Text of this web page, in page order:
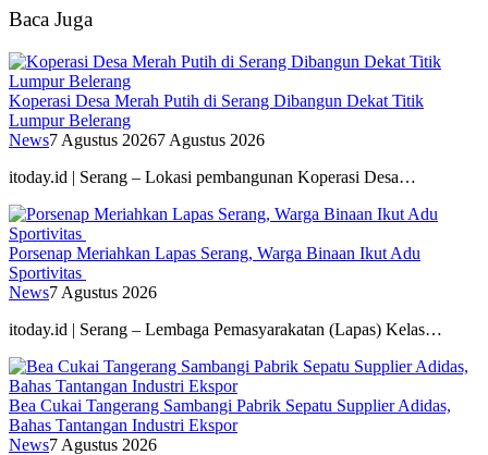
Baca Juga
Koperasi Desa Merah Putih di Serang Dibangun Dekat Titik
Lumpur Belerang
News7 Agustus 20267 Agustus 2026
itoday.id | Serang – Lokasi pembangunan Koperasi Desa…
Porsenap Meriahkan Lapas Serang, Warga Binaan Ikut Adu
Sportivitas
News7 Agustus 2026
itoday.id | Serang – Lembaga Pemasyarakatan (Lapas) Kelas…
Bea Cukai Tangerang Sambangi Pabrik Sepatu Supplier Adidas,
Bahas Tantangan Industri Ekspor
News7 Agustus 2026